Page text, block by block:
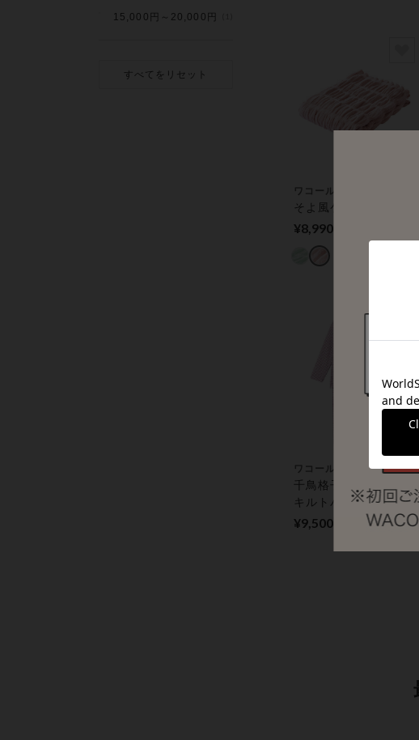
15,000円～20,000円
すべてをリセット
ワコール／ラブボディ
そよ風ケット
¥8,990
ワコール／ラブボディ
千鳥格子柄のニット
キルトパジャマ
¥9,500